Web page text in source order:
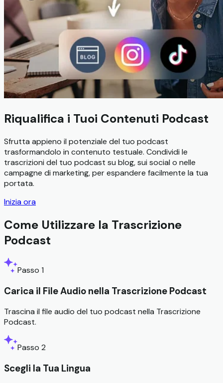
Riqualifica i Tuoi Contenuti Podcast
Sfrutta appieno il potenziale del tuo podcast
trasformandolo in contenuto testuale. Condividi le
trascrizioni del tuo podcast su blog, sui social o nelle
campagne di marketing, per espandere facilmente la tua
portata.
Inizia ora
Come Utilizzare la Trascrizione
Podcast
Passo 1
Carica il File Audio nella Trascrizione Podcast
Trascina il file audio del tuo podcast nella Trascrizione
Podcast.
Passo 2
Scegli la Tua Lingua